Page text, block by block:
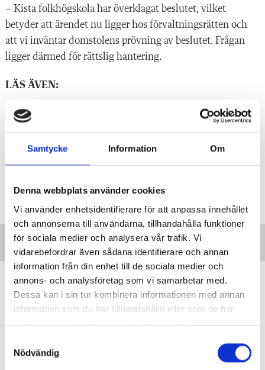
Samtycke Information Om
Denna webbplats använder cookies
Vi använder enhetsidentifierare för att anpassa innehållet
och annonserna till användarna, tillhandahålla funktioner
för sociala medier och analysera vår trafik. Vi
vidarebefordrar även sådana identifierare och annan
information från din enhet till de sociala medier och
annons- och analysföretag som vi samarbetar med.
Dessa kan i sin tur kombinera informationen med annan
information som du har tillhandahållit eller som de har
samlat in när du har använt deras tjänster.
Nödvändig
– Kista folkhögskola har överklagat beslutet, vilket
betyder att ärendet nu ligger hos förvaltningsrätten och
att vi inväntar domstolens prövning av beslutet. Frågan
ligger därmed för rättslig hantering.
LÄS ÄVEN:
Kista folkhögskola mister statsbidraget
Taggar: Nyheter
Minnesord: Ebbe Andersson band
samman två världar
MINNESORD Ebbe Andersson var under över
tre decennier en drivande kraft i samarbetet
folkhögskolor, skriver Clara Hyldgaard